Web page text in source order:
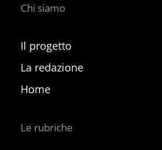
Chi siamo
Il progetto
La redazione
Home
Le rubriche